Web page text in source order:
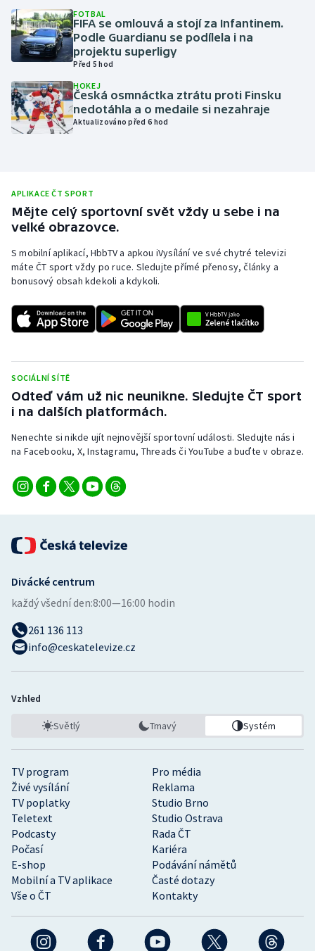
Olympijské hry
Parasport
Plavání
Plážový volejbal
Rychlobruslení
Rychlostní kanoistika
Short track
Stolní tenis
Triatlon
Veslování
Vodní slalom
Ostatní
FOTBAL
FIFA se omlouvá a stojí za Infantinem.
Podle Guardianu se podílela i na
projektu superligy
Před 5 hod
HOKEJ
Česká osmnáctka ztrátu proti Finsku
nedotáhla a o medaile si nezahraje
Aktualizováno před 6 hod
APLIKACE ČT SPORT
Mějte celý sportovní svět vždy u sebe i na
velké obrazovce.
S mobilní aplikací, HbbTV a apkou iVysílání ve své chytré televizi
máte ČT sport vždy po ruce. Sledujte přímé přenosy, články a
bonusový obsah kdekoli a kdykoli.
SOCIÁLNÍ SÍTĚ
Odteď vám už nic neunikne. Sledujte ČT sport
i na dalších platformách.
Nenechte si nikde ujít nejnovější sportovní události. Sledujte nás i
na Facebooku, X, Instagramu, Threads či YouTube a buďte v obraze.
TV program
Pro média
Živé vysílání
Reklama
TV poplatky
Studio Brno
Teletext
Studio Ostrava
Podcasty
Rada ČT
Počasí
Kariéra
E-shop
Podávání námětů
Mobilní a TV aplikace
Časté dotazy
Vše o ČT
Kontakty
Divácké centrum
každý všední den:8:00—16:00 hodin
261 136 113
info@ceskatelevize.cz
Vzhled
Světlý Tmavý Systém